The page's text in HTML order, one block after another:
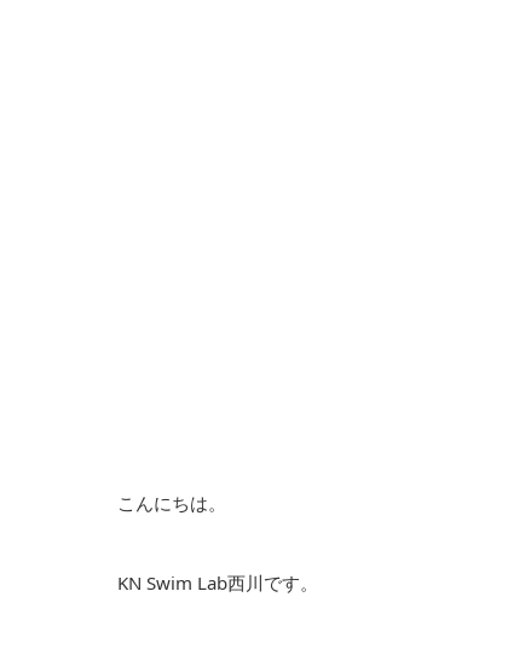
こんにちは。
KN Swim Lab西川です。